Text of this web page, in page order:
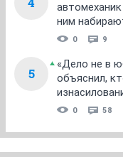
ним
0 9
5
«Дело не в
объяснил,
0 58